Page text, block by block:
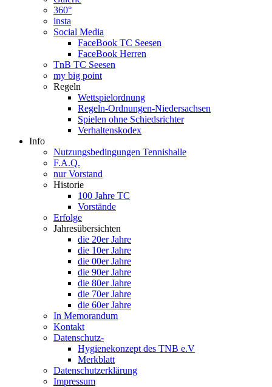
360°
insta
Social Media
FaceBook TC Seesen
FaceBook Herren
TnB TC Seesen
my big point
Regeln
Wettspielordnung
Regeln-Ordnungen-Niedersachsen
Spielen ohne Schiedsrichter
Verhaltenskodex
Info
Nutzungsbedingungen Tennishalle
F.A.Q.
nur Vorstand
Historie
100 Jahre TC
Vorstände
Erfolge
Jahresübersichten
die 20er Jahre
die 10er Jahre
die 00er Jahre
die 90er Jahre
die 80er Jahre
die 70er Jahre
die 60er Jahre
In Memorandum
Kontakt
Datenschutz-
Hygienekonzept des TNB e.V
Merkblatt
Datenschutzerklärung
Impressum